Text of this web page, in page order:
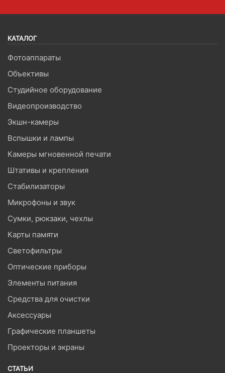
КАТАЛОГ
Фотоаппараты
Объективы
Студийное оборудование
Видеопроизводство
Экшн-камеры
Вспышки и лампы
Камеры мгновенной печати
Штативы и крепления
Стабилизаторы
Микрофоны и звук
Сумки, рюкзаки, чехлы
Карты памяти
Светофильтры
Оптические приборы
Элементы питания
Средства для очистки
Аксессуары
Графические планшеты
Проекторы и экраны
СТАТЬИ